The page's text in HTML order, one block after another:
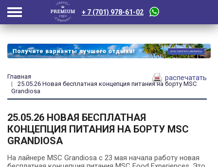
+ 7 (701) 978-61-02
Главная
25.05.26 Новая бесплатная концепция питания на борту MSC
Grandiosa
распечатать
25.05.26 НОВАЯ БЕСПЛАТНАЯ
КОНЦЕПЦИЯ ПИТАНИЯ НА БОРТУ MSC
GRANDIOSA
На лайнере MSC Grandiosa с 23 мая начала работу новая